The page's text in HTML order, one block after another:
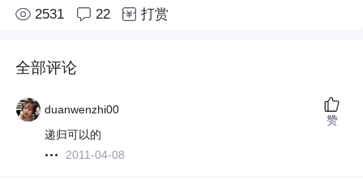
2531 22 打赏
全部评论
duanwenzhi00
递归可以的
2011-04-08
赞